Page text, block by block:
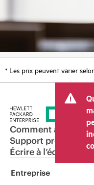
* Les prix peuvent varier
Comment acheter
Support produit
Écrire à l’équipe
Entreprise